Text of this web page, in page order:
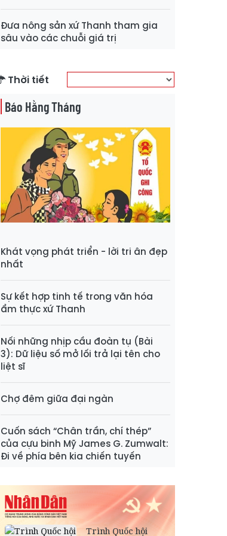
Đưa nông sản xứ Thanh tham gia
sâu vào các chuỗi giá trị
Thời tiết
Báo Hằng Tháng
Khát vọng phát triển - lời tri ân đẹp
nhất
Sự kết hợp tinh tế trong văn hóa
ẩm thực xứ Thanh
Nối những nhịp cầu đoàn tụ (Bài
3): Dữ liệu số mở lối trả lại tên cho
liệt sĩ
Chợ đêm giữa đại ngàn
Cuốn sách “Chân trần, chí thép”
của cựu binh Mỹ James G. Zumwalt:
Đi về phía bên kia chiến tuyến